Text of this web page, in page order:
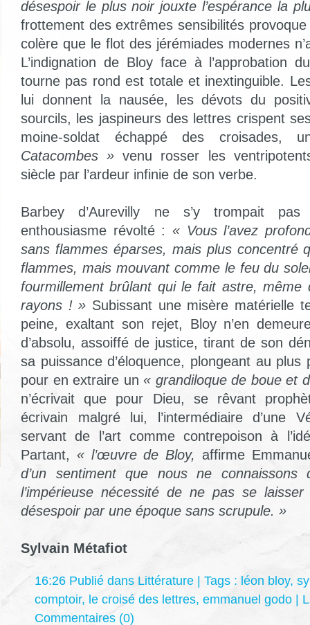
désespoir le plus noir jouxte l’espérance la
frottement des extrêmes sensibilités
colère que le flot des jérémiades modernes
L’indignation de Bloy face à l’approbation
tourne pas rond est totale et inextinguible.
lui donnent la nausée, les dévots du
sourcils, les jaspineurs des lettres crispent
moine-soldat échappé des croisades,
Catacombes » venu rosser les
siècle par l’ardeur infinie de son verbe.
Barbey d’Aurevilly ne s’y trompait
enthousiasme révolté : « Vous l’avez
sans flammes éparses, mais plus concentré
flammes, mais mouvant comme le feu du
fourmillement brûlant qui le fait astre, même
rayons ! » Subissant une misère matérielle
peine, exaltant son rejet, Bloy n’en
d’absolu, assoiffé de justice, tirant de son
sa puissance d’éloquence, plongeant au plus
pour en extraire un« grandiloque de boue et
n’écrivait que pour Dieu, se rêvant
écrivain malgré lui, l’intermédiaire d’une
servant de l’art comme contrepoison à
Partant, « l’œuvre de Bloy, affirme
d’un sentiment que nous ne
l’impérieuse nécessité de ne pas se
désespoir par une époque sans scrupule. »
Sylvain Métafiot
16:26 Publié dans Littérature | Tags : léon bloy,
comptoir, le croisé des lettres, emmanuel godo |
Commentaires (0)